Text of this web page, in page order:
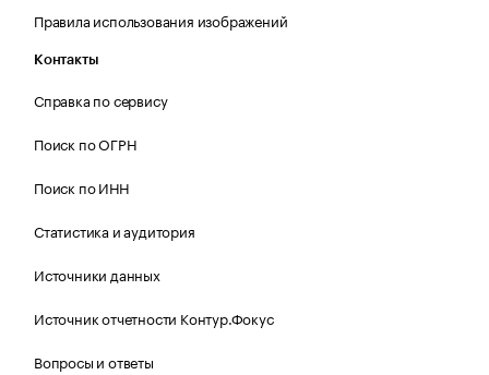
Правила использования изображений
Контакты
Справка по сервису
Поиск по ОГРН
Поиск по ИНН
Статистика и аудитория
Источники данных
Источник отчетности Контур.Фокус
Вопросы и ответы